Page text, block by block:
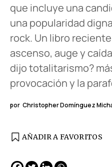
que incluye una
una popularidad
rock. Un libro
ascenso, auge y
dijo totalitarismo?
provocación y la
por Christopher Domínguez
AÑADIR A FAVORITOS